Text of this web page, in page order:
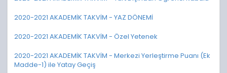
2020-2021 AKADEMİK TAKVİM - YAZ DÖNEMİ
2020-2021 AKADEMİK TAKVİM - Özel Yetenek
2020-2021 AKADEMİK TAKVİM - Merkezi Yerleştirme Puanı (Ek
Madde-1) ile Yatay Geçiş